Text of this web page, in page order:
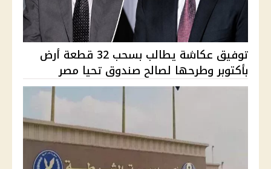
توفيق عكاشة يطالب بسحب 32 قطعة أرض
بأكتوبر وطرحها لصالح صندوق تحيا مصر